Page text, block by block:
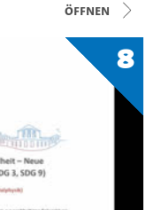
Öffnen
8